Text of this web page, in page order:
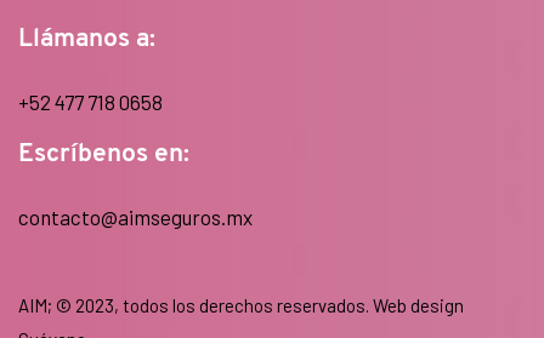
Llámanos a:
+52 477 718 0658
Escríbenos en:
contacto@aimseguros.mx
AIM; © 2023, todos los derechos reservados. Web design